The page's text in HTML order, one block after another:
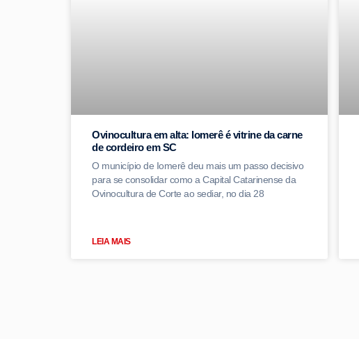
Ovinocultura em alta: Iomerê é vitrine da carne
de cordeiro em SC
O município de Iomerê deu mais um passo decisivo
para se consolidar como a Capital Catarinense da
Ovinocultura de Corte ao sediar, no dia 28
LEIA MAIS